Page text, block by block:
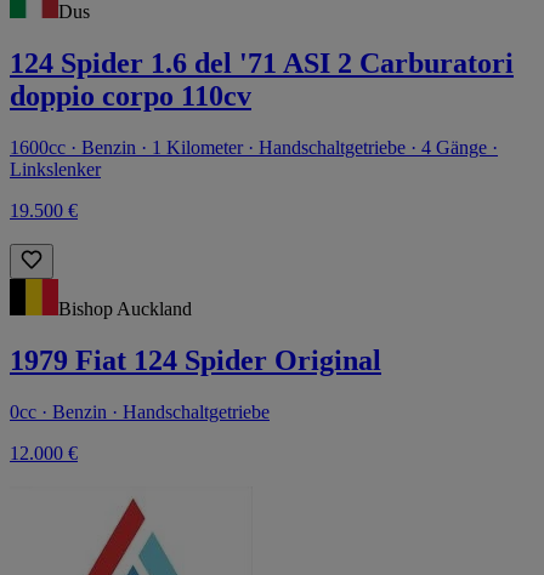
Dus
124 Spider 1.6 del '71 ASI 2 Carburatori
doppio corpo 110cv
1600cc · Benzin · 1 Kilometer · Handschaltgetriebe · 4 Gänge ·
Linkslenker
19.500 €
Bishop Auckland
1979 Fiat 124 Spider Original
0cc · Benzin · Handschaltgetriebe
12.000 €